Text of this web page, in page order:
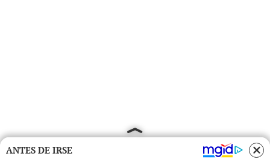
ANTES DE IRSE